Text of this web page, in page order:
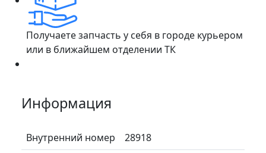
Получаете запчасть у себя в городе курьером
или в ближайшем отделении ТК
Информация
Внутренний номер
28918